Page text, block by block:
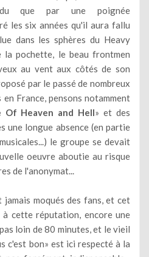
que par une poignée
les six années qu'il aura fallu
dans les sphères du Heavy
la pochette, le beau frontmen
au vent aux côtés de son
par le passé de nombreux
France, pensons notamment
Of Heaven and Hell» et des
une longue absence (en partie
le groupe se devait
oeuvre aboutie au risque
de l'anonymat...
jamais moqués des fans, et cet
cette réputation, encore une
loin de 80 minutes, et le vieil
c'est bon» est ici respecté à la